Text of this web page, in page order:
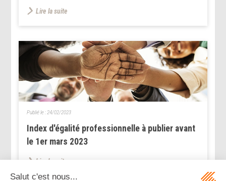
Lire la suite
Index d'égalité professionnelle à publier avant
le 1er mars 2023
Publié le : 24/02/2023
Lire la suite